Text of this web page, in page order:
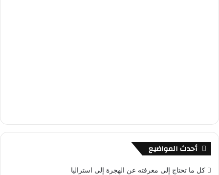
أحدث المواضيع
كل ما تحتاج إلى معرفته عن الهجرة إلى استراليا